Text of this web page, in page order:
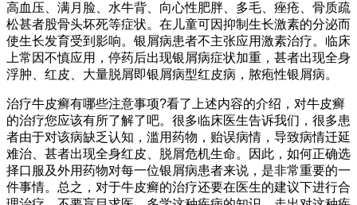
高血压、满月脸、水牛背、向心性肥胖、多毛、痤疮、骨质疏
松甚者股骨头坏死等症状。在儿童可因抑制生长激素的分泌而
使生长发育受到影响。银屑病患者不主张应用激素治疗。临床
上常因不慎应用，停药后出现银屑病症状加重，甚者出现全身
浮肿、红皮、大量脱屑即银屑病型红皮病，脓疱性银屑病。
治疗牛皮癣有哪些注意事项?看了上述内容的介绍，对牛皮癣
的治疗您应该有所了解了吧。很多临床医生告诉我们，很多患
者由于对该病缺乏认知，滥用药物，贻误病情，导致病情迁延
难治、甚者出现全身红皮、脱屑危机生命。因此，如何正确选
择口服及外用药物对每一位银屑病患者来说，是非常重要的一
件事情。总之，对于牛皮癣的治疗还要在医生的建议下进行合